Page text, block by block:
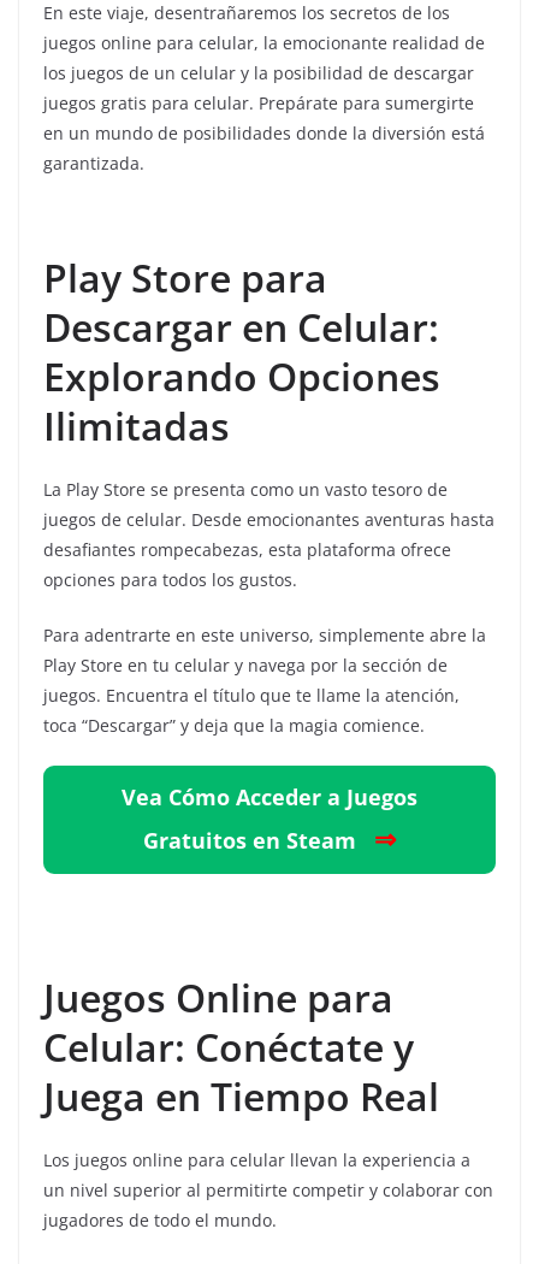
En este viaje, desentrañaremos los secretos de los
juegos online para celular, la emocionante realidad de
los juegos de un celular y la posibilidad de descargar
juegos gratis para celular. Prepárate para sumergirte
en un mundo de posibilidades donde la diversión está
garantizada.
Play Store para
Descargar en Celular:
Explorando Opciones
Ilimitadas
La Play Store se presenta como un vasto tesoro de
juegos de celular. Desde emocionantes aventuras hasta
desafiantes rompecabezas, esta plataforma ofrece
opciones para todos los gustos.
Para adentrarte en este universo, simplemente abre la
Play Store en tu celular y navega por la sección de
juegos. Encuentra el título que te llame la atención,
toca “Descargar” y deja que la magia comience.
Vea Cómo Acceder a Juegos
Gratuitos en Steam
⇒
Juegos Online para
Celular: Conéctate y
Juega en Tiempo Real
Los juegos online para celular llevan la experiencia a
un nivel superior al permitirte competir y colaborar con
jugadores de todo el mundo.